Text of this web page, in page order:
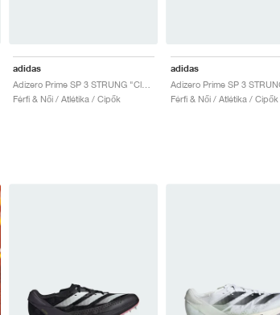
adidas
Adizero Prime SP 3 STRUNG "Cloud White & Core Black"
Férfi & Női / Atlétika / Cipők
adidas
Férfi & Női / Atlétika / Cipők